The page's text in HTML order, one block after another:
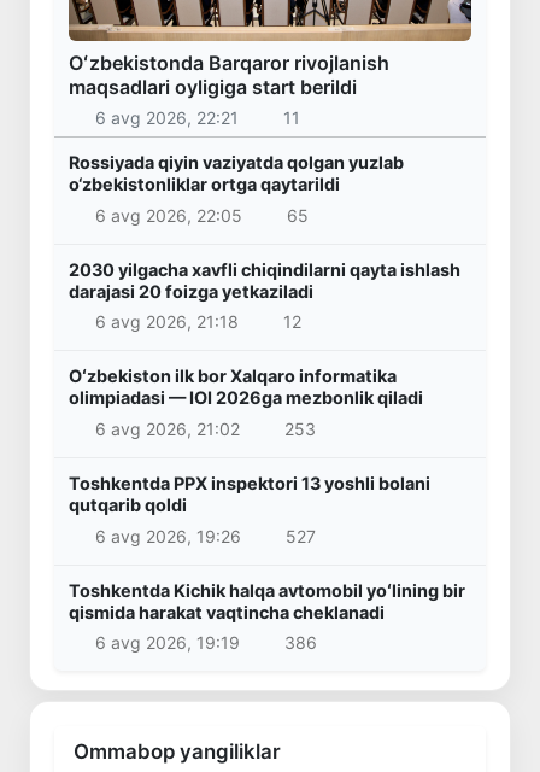
Oʻzbekistonda Barqaror rivojlanish
maqsadlari oyligiga start berildi
6 avg 2026, 22:21 11
Rossiyada qiyin vaziyatda qolgan yuzlab
o‘zbekistonliklar ortga qaytarildi
6 avg 2026, 22:05
65
2030 yilgacha xavfli chiqindilarni qayta ishlash
darajasi 20 foizga yetkaziladi
6 avg 2026, 21:18
12
Oʻzbekiston ilk bor Xalqaro informatika
olimpiadasi — IOI 2026ga mezbonlik qiladi
6 avg 2026, 21:02
253
Toshkentda PPX inspektori 13 yoshli bolani
qutqarib qoldi
6 avg 2026, 19:26
527
Toshkentda Kichik halqa avtomobil yoʻlining bir
qismida harakat vaqtincha cheklanadi
6 avg 2026, 19:19
386
Ommabop yangiliklar